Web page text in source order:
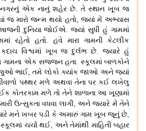
એક નાનું શહેર છે. તે સ્થાન ખૂબ જ
જ મારો જન્મ થયો હતો, જ્યાં મેં અભ્યાસ
દુનિયા જોઈએ. જ્યાં સુધી હું ગામમાં
રહેતો હતો. હવે મારા ગામની કેટલીક
વિશ્વમાં ખૂબ જ દુર્લભ છે.જ્યારે હું
ગામના એક સજ્જન હતા. સ્કૂલમાં બાળકોને
ભાઈ,તમે લોકો ક્યાંક જાઓ અને જ્યાં
પથ્થર મળે અથવા તેના પર કઈ લખેલુ
કોતરકામ મળે તો તેને શાળાના આ ખૂણામાં
ઉત્સુકતા વધવા લાગી,અને જ્યારે મેં તેને
મને ખબર પડી કે અમારું ગામ ખૂબ જૂનું છે,
ચર્ચા થઈ , અને તેમાંથી માહિતી બહાર